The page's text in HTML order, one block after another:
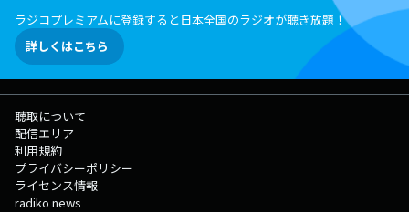
ラジコプレミアムに登録すると日本全国のラジオが聴き放題！
詳しくはこちら
聴取について
配信エリア
利用規約
プライバシーポリシー
ライセンス情報
radiko news